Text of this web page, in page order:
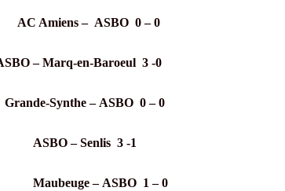
AC Amiens – ASBO 0 – 0
– Marq-en-Baroeul 3 -0
Grande-Synthe – ASBO 0 – 0
ASBO – Senlis 3 -1
Maubeuge – ASBO 1 – 0